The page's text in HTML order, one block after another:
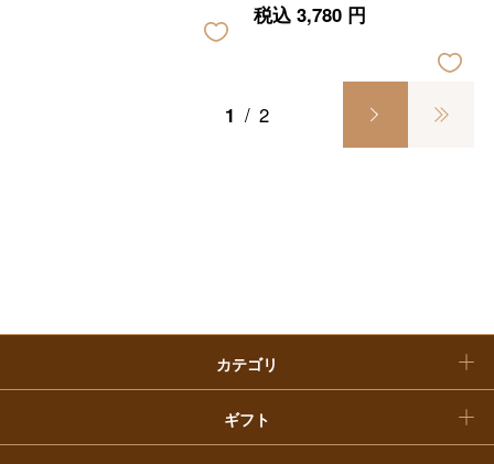
税込 3,780円
1 / 2
カテゴリ
ファッション
ベビー＆キッズ
ギフト
出産内祝い
お香典返し
父の日
福袋